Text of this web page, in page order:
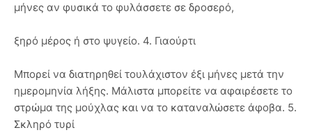
μήνες αν φυσικά το φυλάσσετε σε δροσερό,
ξηρό μέρος ή στο ψυγείο. 4. Γιαούρτι
Μπορεί να διατηρηθεί τουλάχιστον έξι μήνες μετά την
ημερομηνία λήξης. Μάλιστα μπορείτε να αφαιρέσετε το
στρώμα της μούχλας και να το καταναλώσετε άφοβα. 5.
Σκληρό τυρί